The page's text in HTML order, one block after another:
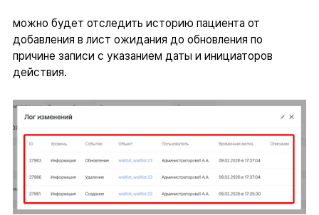
можно будет отследить историю пациента от
добавления в лист ожидания до обновления по
причине записи с указанием даты и инициаторов
действия.